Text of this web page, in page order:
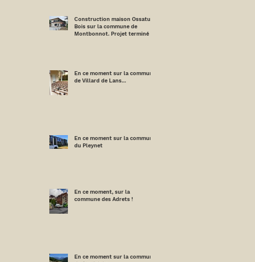
Construction maison Ossature
Bois sur la commune de
Montbonnot. Projet terminé !
En ce moment sur la commune
de Villard de Lans...
En ce moment sur la commune
du Pleynet
En ce moment, sur la
commune des Adrets !
En ce moment sur la commune